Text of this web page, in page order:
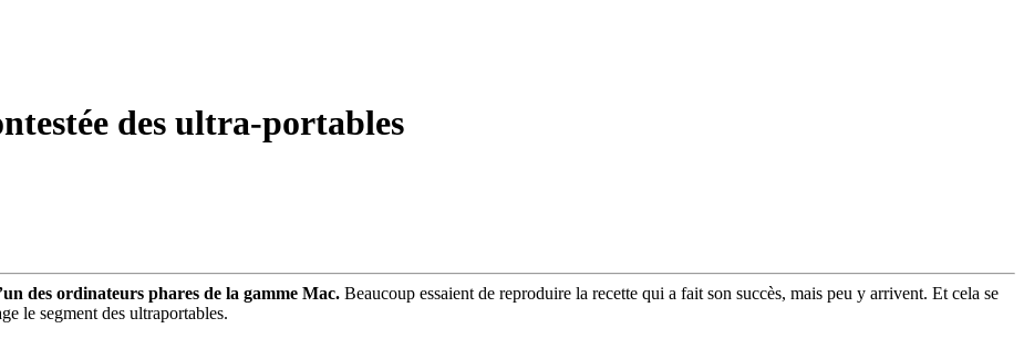
des ultra-portables
des ordinateurs phares de la gamme Mac. Beaucoup essaient de reproduire la recette qui a fait son succès, mais peu y arrivent. Et cela se
le segment des ultraportables.